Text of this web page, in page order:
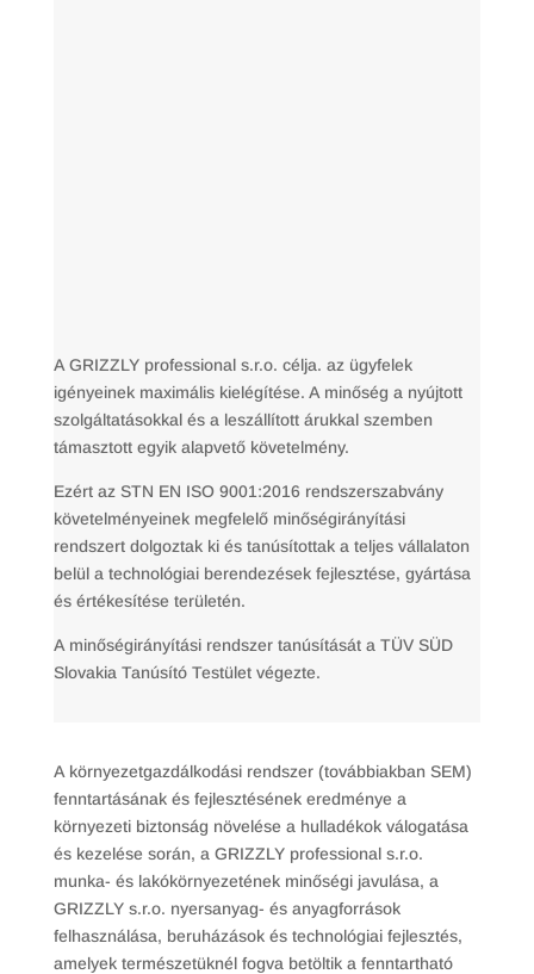
A GRIZZLY professional s.r.o. célja. az ügyfelek
igényeinek maximális kielégítése. A minőség a nyújtott
szolgáltatásokkal és a leszállított árukkal szemben
támasztott egyik alapvető követelmény.
Ezért az STN EN ISO 9001:2016 rendszerszabvány
követelményeinek megfelelő minőségirányítási
rendszert dolgoztak ki és tanúsítottak a teljes vállalaton
belül a technológiai berendezések fejlesztése, gyártása
és értékesítése területén.
A minőségirányítási rendszer tanúsítását a TÜV SÜD
Slovakia Tanúsító Testület végezte.
A környezetgazdálkodási rendszer (továbbiakban SEM)
fenntartásának és fejlesztésének eredménye a
környezeti biztonság növelése a hulladékok válogatása
és kezelése során, a GRIZZLY professional s.r.o.
munka- és lakókörnyezetének minőségi javulása, a
GRIZZLY s.r.o. nyersanyag- és anyagforrások
felhasználása, beruházások és technológiai fejlesztés,
amelyek természetüknél fogva betöltik a fenntartható